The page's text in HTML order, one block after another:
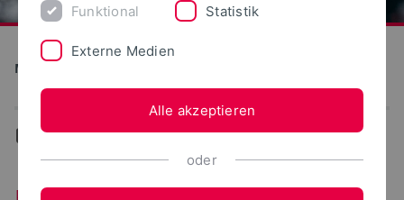
Medien und Kultur
... Bachelor
Funktional Statistik
Externe Medien
Alle akzeptieren
oder